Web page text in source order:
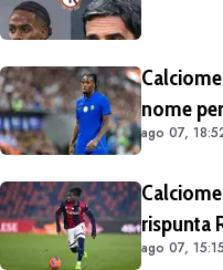
nome
solo in
ago 07,
rispunta
Bologna
ago 07, 15:15